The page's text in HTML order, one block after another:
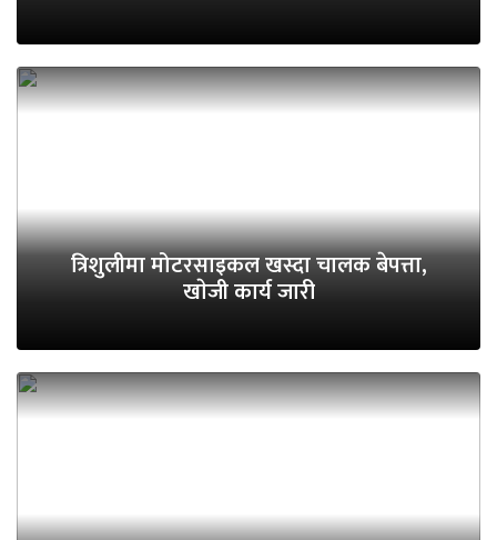
त्रिशुलीमा मोटरसाइकल खस्दा चालक बेपत्ता,
खाेजी कार्य जारी